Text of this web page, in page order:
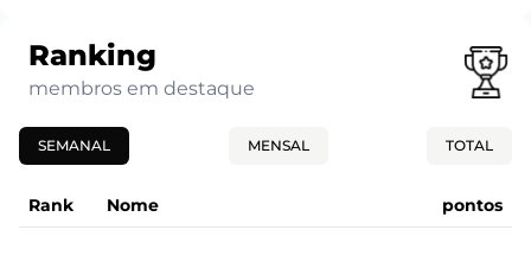
Ranking
membros em destaque
SEMANAL MENSAL TOTAL
Rank Nome pontos